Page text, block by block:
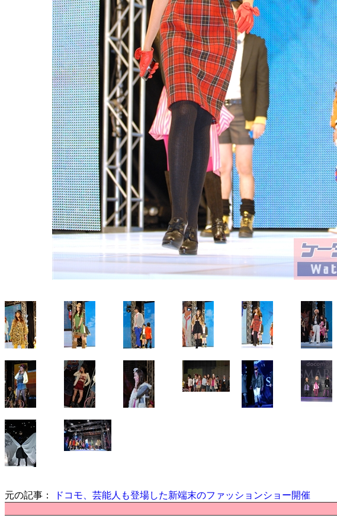
元の記事：
ドコモ、芸能人も登場した新端末のファッションショー開催